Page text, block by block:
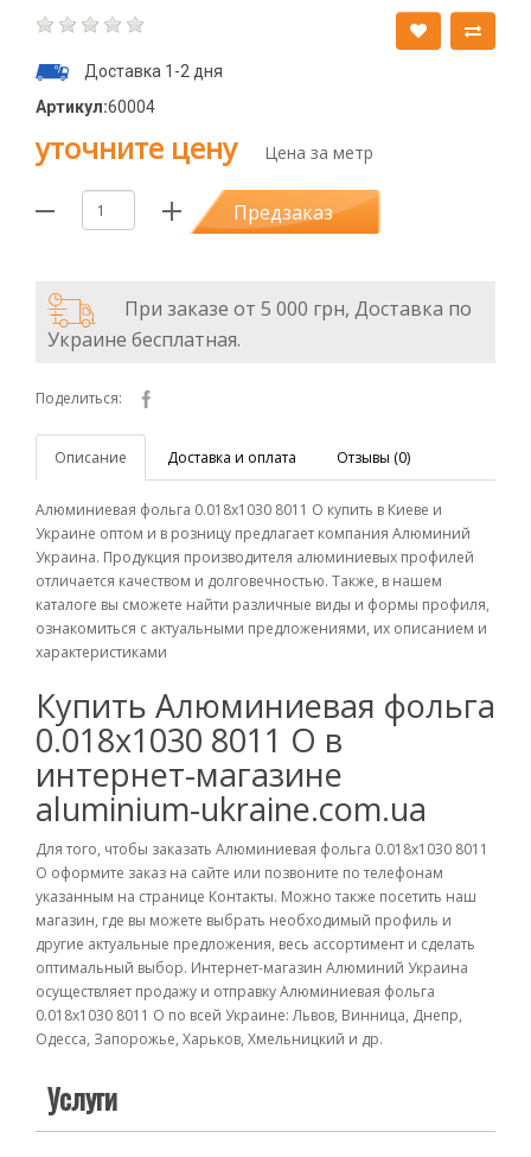
Доставка 1-2 дня
Артикул:60004
уточните цену Цена за метр
Предзаказ
При заказе от 5 000 грн, Доставка по
Украине бесплатная.
Поделиться:
Описание Доставка и оплата Отзывы (0)
Алюминиевая фольга 0.018х1030 8011 О купить в Киеве и
Украине оптом и в розницу предлагает компания Алюминий
Украина. Продукция производителя алюминиевых профилей
отличается качеством и долговечностью. Также, в нашем
каталоге вы сможете найти различные виды и формы профиля,
ознакомиться с актуальными предложениями, их описанием и
характеристиками
Купить Алюминиевая фольга
0.018х1030 8011 О в
интернет-магазине
aluminium-ukraine.com.ua
Для того, чтобы заказать Алюминиевая фольга 0.018х1030 8011
О оформите заказ на сайте или позвоните по телефонам
указанным на странице Контакты. Можно также посетить наш
магазин, где вы можете выбрать необходимый профиль и
другие актуальные предложения, весь ассортимент и сделать
оптимальный выбор. Интернет-магазин Алюминий Украина
осуществляет продажу и отправку Алюминиевая фольга
0.018х1030 8011 О по всей Украине: Львов, Винница, Днепр,
Одесса, Запорожье, Харьков, Хмельницкий и др.
Услуги